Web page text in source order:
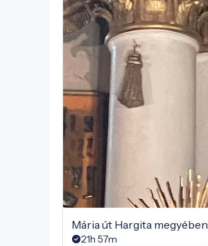
Mária út Hargita megyében
21h 57m